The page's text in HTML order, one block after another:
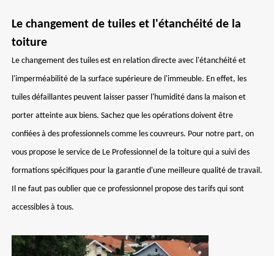
Le changement de tuiles et l'étanchéité de la
toiture
Le changement des tuiles est en relation directe avec l'étanchéité et
l'imperméabilité de la surface supérieure de l'immeuble. En effet, les
tuiles défaillantes peuvent laisser passer l'humidité dans la maison et
porter atteinte aux biens. Sachez que les opérations doivent être
confiées à des professionnels comme les couvreurs. Pour notre part, on
vous propose le service de Le Professionnel de la toiture qui a suivi des
formations spécifiques pour la garantie d'une meilleure qualité de travail.
Il ne faut pas oublier que ce professionnel propose des tarifs qui sont
accessibles à tous.